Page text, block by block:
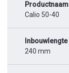
Productnaam
Calio 50-40
Inbouwlengte
240 mm